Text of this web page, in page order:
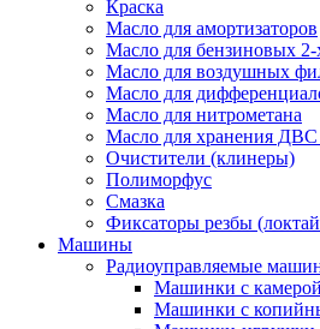
Краска
Масло для амортизаторов
Масло для бензиновых 2-
Масло для воздушных
Масло для
Масло для нитрометана
Масло для хранения
Очистители (клинеры)
Полиморфус
Смазка
Фиксаторы резбы
Машины
Радиоуправляемые
Машинки с камерой
Машинки с